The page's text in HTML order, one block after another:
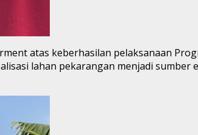
atas keberhasilan pelaksanaan
lahan pekarangan menjadi sumber